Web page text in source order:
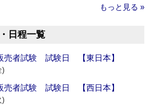
もっと見る »
日程一覧
売者試験 試験日 【東日本】
)
売者試験 試験日 【西日本】
)